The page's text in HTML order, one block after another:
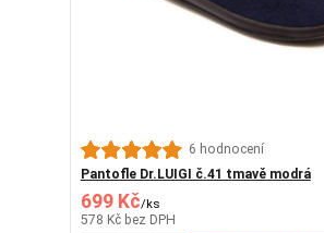
6 hodnocení
Pantofle Dr.LUIGI č.41 tmavě modrá
699 Kč/ks
578 Kč bez DPH